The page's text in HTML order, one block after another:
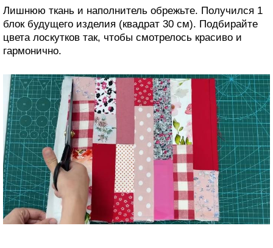
Лишнюю ткань и наполнитель обрежьте. Получился 1
блок будущего изделия (квадрат 30 см). Подбирайте
цвета лоскутков так, чтобы смотрелось красиво и
гармонично.